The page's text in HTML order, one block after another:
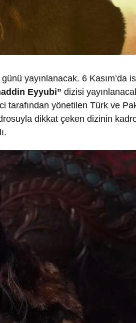
yayınlanacak. 6 Kasım’da
Eyyubi” dizisi
tarafından yönetilen Türk ve
dikkat çeken dizinin